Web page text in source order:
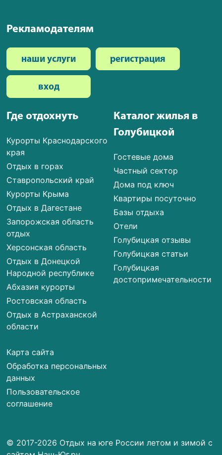
Где отдохнуть
Курорты Краснодарского
края
Отдых в горах
Ставропольский край
Курорты Крыма
Отдых в Дагестане
Запорожская область
отдых
Херсонская область
Отдых в Донецкой
Народной республике
Абхазия курорты
Ростовская область
Отдых в Астраханской
области
Карта сайта
Обработка персональных
данных
Пользовательское
соглашение
Каталог жилья в
Голубицкой
Гостевые дома
Частный сектор
Дома под ключ
Квартиры посуточно
Базы отдыха
Отели
Голубицкая отзывы
Голубицкая статьи
Голубицкая
достопримечательности
Рекламодателям
наши услуги регистрация
вход
© 2017-2026 Отдых на юге России летом и зимой с